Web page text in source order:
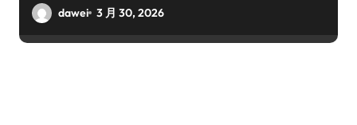
dawei 3 月 30, 2026